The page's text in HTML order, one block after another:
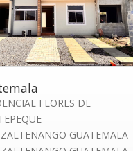
FLORES DE
GUATEMALA